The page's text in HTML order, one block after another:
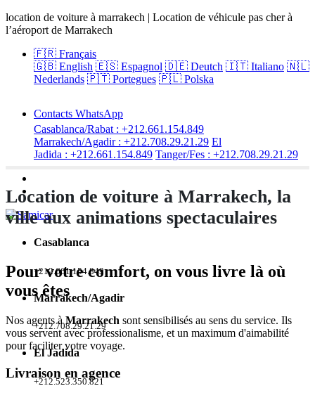
location de voiture à marrakech | Location de véhicule pas cher à
l’aéroport de Marrakech
🇫🇷 Français
🇬🇧 English 🇪🇸 Espagnol 🇩🇪 Deutch 🇮🇹 Italiano 🇳🇱
Nederlands 🇵🇹 Portegues 🇵🇱 Polska
Contacts WhatsApp
Casablanca/Rabat : +212.661.154.849
Marrakech/Agadir : +212.708.29.21.29 El
Jadida : +212.661.154.849 Tanger/Fes : +212.708.29.21.29
Casablanca
+212.661.154.849
Marrakech/Agadir
+212.708.29.21.29
El Jadida
+212.523.350.821
Location de voiture à Marrakech, la
ville aux animations spectaculaires
Pour votre comfort, on vous livre là où
vous êtes
Nos agents àMarrakech sont sensibilisés au sens du service. Ils
vous servent avec professionalisme, et un maximum d'aimabilité
pour faciliter votre voyage.
Livraison en agence